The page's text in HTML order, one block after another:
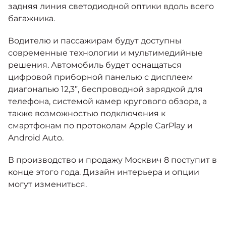
задняя линия светодиодной оптики вдоль всего
багажника.
Водителю и пассажирам будут доступны
современные технологии и мультимедийные
решения. Автомобиль будет оснащаться
цифровой приборной панелью с дисплеем
диагональю 12,3”, беспроводной зарядкой для
телефона, системой камер кругового обзора, а
также возможностью подключения к
смартфонам по протоколам Apple CarPlay и
Android Auto.
В производство и продажу Москвич 8 поступит в
конце этого года. Дизайн интерьера и опции
могут измениться.